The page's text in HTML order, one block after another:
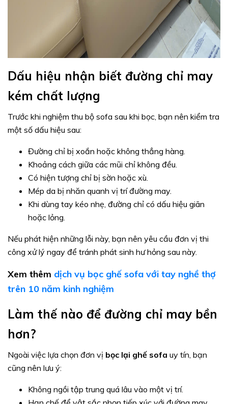
Dấu hiệu nhận biết đường chỉ may
kém chất lượng
Trước khi nghiệm thu bộ sofa sau khi bọc, bạn nên kiểm tra
một số dấu hiệu sau:
Đường chỉ bị xoắn hoặc không thẳng hàng.
Khoảng cách giữa các mũi chỉ không đều.
Có hiện tượng chỉ bị sờn hoặc xù.
Mép da bị nhăn quanh vị trí đường may.
Khi dùng tay kéo nhẹ, đường chỉ có dấu hiệu giãn
hoặc lỏng.
Nếu phát hiện những lỗi này, bạn nên yêu cầu đơn vị thi
công xử lý ngay để tránh phát sinh hư hỏng sau này.
Xem thêm dịch vụ bọc ghế sofa với tay nghề thợ
trên 10 năm kinh nghiệm
Làm thế nào để đường chỉ may bền
hơn?
Ngoài việc lựa chọn đơn vị bọc lại ghế sofa uy tín, bạn
cũng nên lưu ý:
Không ngồi tập trung quá lâu vào một vị trí.